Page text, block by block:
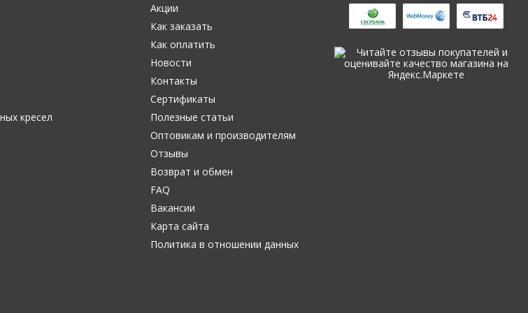
кресел
Акции
Как заказать
Как оплатить
Новости
Контакты
Сертификаты
Полезные статьи
Оптовикам и производителям
Отзывы
Возврат и обмен
FAQ
Вакансии
Карта сайта
Политика в отношении данных